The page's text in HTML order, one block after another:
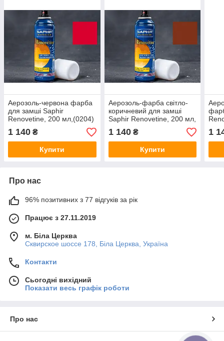
Аерозоль-червона фарба
для замші Saphir
Renovetine, 200 мл,(0204)
(11)
1 140 ₴
Купити
Аерозоль-фарба світло-
коричневий для замші
Saphir Renovetine, 200 мл,
(0204)(03)
1 140₴
Купити
(52)
1
Про нас
96% позитивних з 77 відгуків за рік
Працює з 27.11.2019
м. Біла Церква
Сквирское шоссе 178, Біла Церква, Україна
Контакти
Сьогодні вихідний
Показати весь графік роботи
Про нас